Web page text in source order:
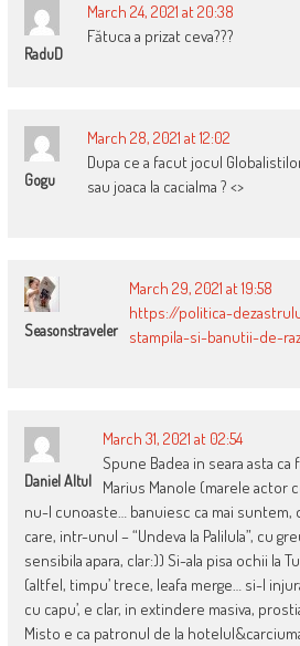
RaduD
March 24, 2021 at 20:38
Fătuca a prizat ceva???
Gogu
March 28, 2021 at 12:02
Dupa ce a facut jocul
sau joaca la cacialma ? <>
Seasonstraveler
March 29, 2021 at 19:58
https://politica-
stampila-si-banutii-de-
Daniel Altul
March 31, 2021 at 02:54
Spune Badea in seara asta
Marius Manole (marele
nu-l cunoaste… banuiesc ca mai suntem,
care, intr-unul – “Undeva la Palilula”, cu
sensibila apara, clar:)) Si-ala pisa ochii la
(altfel, timpu’ trece, leafa merge… si-l
cu capu’, e clar, in extindere masiva,
Misto e ca patronul de la